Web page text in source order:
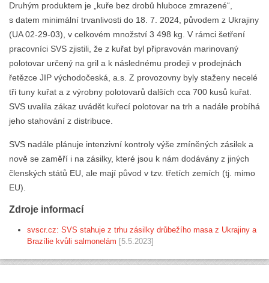
Druhým produktem je „kuře bez drobů hluboce zmrazené“,
s datem minimální trvanlivosti do 18. 7. 2024, původem z Ukrajiny
(UA 02-29-03), v celkovém množství 3 498 kg. V rámci šetření
pracovníci SVS zjistili, že z kuřat byl připravován marinovaný
polotovar určený na gril a k následnému prodeji v prodejnách
řetězce JIP východočeská, a.s. Z provozovny byly staženy necelé
tři tuny kuřat a z výrobny polotovarů dalších cca 700 kusů kuřat.
SVS uvalila zákaz uvádět kuřecí polotovar na trh a nadále probíhá
jeho stahování z distribuce.
SVS nadále plánuje intenzivní kontroly výše zmíněných zásilek a
nově se zaměří i na zásilky, které jsou k nám dodávány z jiných
členských států EU, ale mají původ v tzv. třetích zemích (tj. mimo
EU).
Zdroje informací
svscr.cz: SVS stahuje z trhu zásilky drůbežího masa z Ukrajiny a
Brazílie kvůli salmonelám [5.5.2023]